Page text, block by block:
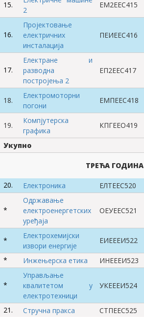
15.
2
ЕМ2ЕЕС415
16.
Пројектовање
електричних
инсталација
ПЕИЕЕС416
17.
Електране и
разводна
постројења 2
ЕП2ЕЕС417
18.
Електромоторни
погони
ЕМПЕЕС418
19.
Компјутерска
графика
КПГЕЕО419
Укупно
ТРЕЋА ГОДИНА
20. Електроника ЕЛТЕЕС520
*
Одржавање
електроенергетских
уређаја
ОЕУЕЕС521
*
Електрохемијски
извори енергије
ЕИЕЕЕИ522
* Инжењерска етика ИНЕЕЕИ523
*
Управљање
квалитетом у
електротехници
УКЕЕЕИ524
21. Стручна пракса СТПЕЕС525